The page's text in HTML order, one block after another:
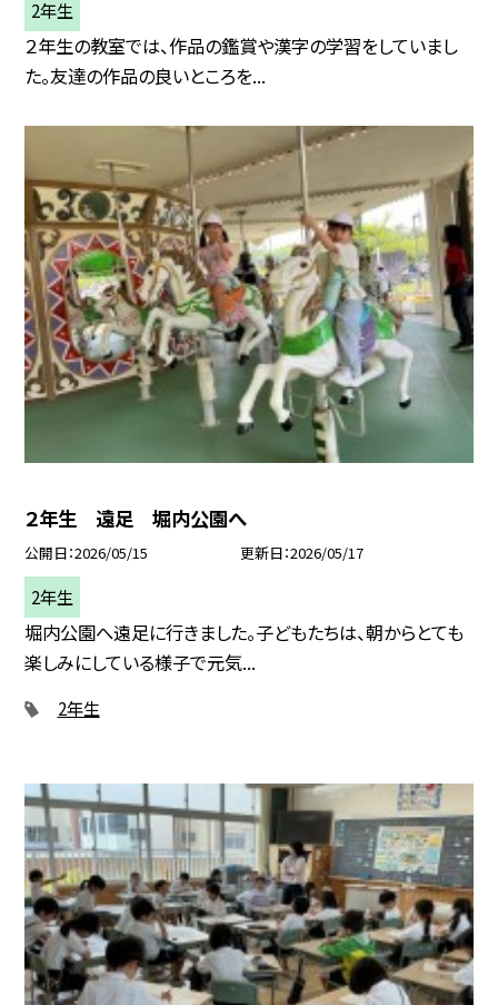
2年生
２年生の教室では、作品の鑑賞や漢字の学習をしていまし
た。友達の作品の良いところを...
２年生 遠足 堀内公園へ
公開日 2026/05/15 更新日 2026/05/17
2年生
堀内公園へ遠足に行きました。子どもたちは、朝からとても
楽しみにしている様子で元気...
2年生